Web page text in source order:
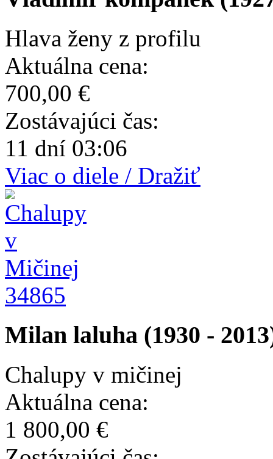
Hlava ženy z profilu
Aktuálna cena:
700,00 €
Zostávajúci čas:
11 dní 03:06
Viac o diele / Dražiť
34865
Milan laluha (1930 -
Chalupy v mičinej
Aktuálna cena:
1 800,00 €